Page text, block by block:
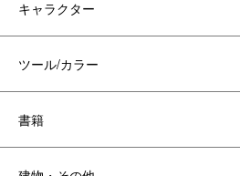
キャラクター
ツール/カラー
書籍